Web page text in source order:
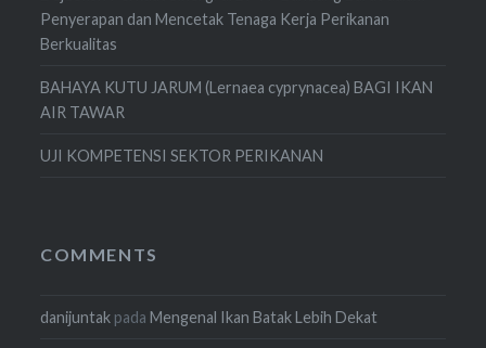
Penyerapan dan Mencetak Tenaga Kerja Perikanan
Berkualitas
BAHAYA KUTU JARUM (Lernaea cyprynacea) BAGI IKAN
AIR TAWAR
UJI KOMPETENSI SEKTOR PERIKANAN
COMMENTS
danijuntak padaMengenal Ikan Batak Lebih Dekat